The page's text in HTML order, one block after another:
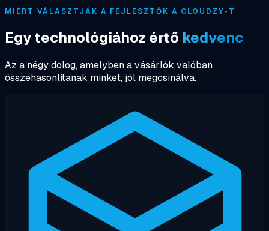
MIÉRT VÁLASZTJÁK A FEJLESZTŐK A CLOUDZY-T
Egy technológiához értő kedvenc
Az a négy dolog, amelyben a vásárlók valóban
összehasonlítanak minket, jól megcsinálva.